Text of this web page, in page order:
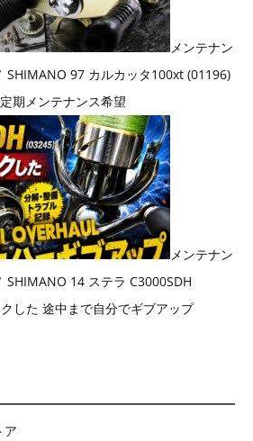
メンテナン
SHIMANO 97 カルカッタ100xt (01196)
期メンテナンス希望
メンテナン
SHIMANO 14 ステラ C3000SDH
した 途中まで自分でギブアップ
ア